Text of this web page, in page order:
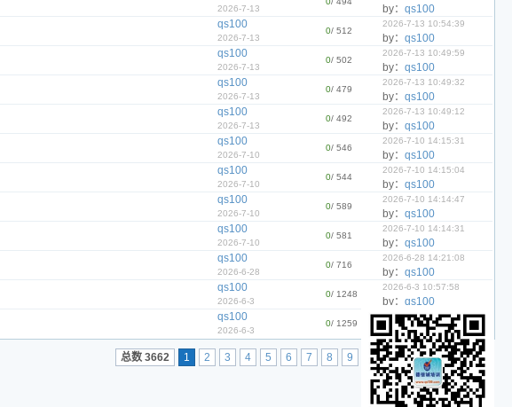
2026-7-13 by：qs100
qs100
2026-7-13
0/ 512
2026-7-13 10:54:39
by：qs100
qs100
2026-7-13
0/ 502
2026-7-13 10:49:59
by：qs100
qs100
2026-7-13
0/ 479
2026-7-13 10:49:32
by：qs100
qs100
2026-7-13
0/ 492
2026-7-13 10:49:12
by：qs100
qs100
2026-7-10
0/ 546
2026-7-10 14:15:31
by：qs100
qs100
2026-7-10
0/ 544
2026-7-10 14:15:04
by：qs100
qs100
2026-7-10
0/ 589
2026-7-10 14:14:47
by：qs100
qs100
2026-7-10
0/ 581
2026-7-10 14:14:31
by：qs100
qs100
2026-6-28
0/ 716
2026-6-28 14:21:08
by：qs100
qs100
2026-6-3
0/ 1248
2026-6-3 10:57:58
by：qs100
qs100
2026-6-3
0/ 1259
2026-6-3 10:57:46
by：qs100
总数 3662 1 2 3 4 5 6 7 8 9 10 下一页 ..184